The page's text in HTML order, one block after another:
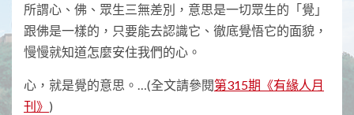
所謂心、佛、眾生三無差別，意思是一切眾生的「覺」
跟佛是一樣的，只要能去認識它、徹底覺悟它的面貌，
慢慢就知道怎麼安住我們的心。
心，就是覺的意思。…(全文請參閱第315期《有緣人月
刊》 )